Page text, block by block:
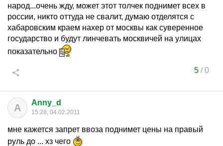
народ...очень жду, может этот толчек поднимет всех в
россии, никто оттуда не свалит, думаю отделятся с
хабаровским краем нахер от москвы как суверенное
государство и будут линчевать москвичей на улицах
показательно
5/0
A Anny_d
15:28, 04.02.2011
мне кажется запрет ввоза поднимет цены на правый
руль до ... хз чего